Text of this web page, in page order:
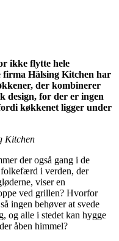
ikke flytte hele
firma Hälsing Kitchen har
der kombinerer
design, for der er ingen
køkkenet ligger under
Kitchen
der også gang i de
i verden, der
viser en
ved grillen? Hvorfor
ingen behøver at svede
og alle i stedet kan hygge
åben himmel?